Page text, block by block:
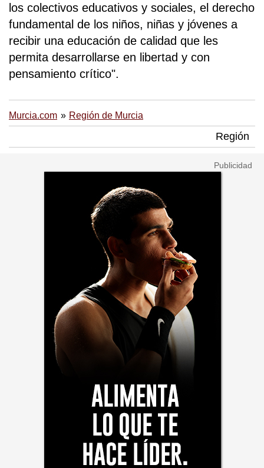
los colectivos educativos y sociales, el derecho
fundamental de los niños, niñas y jóvenes a
recibir una educación de calidad que les
permita desarrollarse en libertad y con
pensamiento crítico".
Murcia.com Región de Murcia
Región